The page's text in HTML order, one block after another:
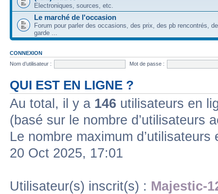
Electroniques, sources, etc.
Le marché de l'occasion
Forum pour parler des occasions, des prix, des pb rencontrés,
garde ...
CONNEXION
Nom d’utilisateur :
Mot de passe :
QUI EST EN LIGNE ?
Au total, il y a 146 utilisateurs en
(basé sur le nombre d’utilisateurs
Le nombre maximum
20 Oct 2025, 17:01
Utilisateur(s) inscrit(s) : Majestic-